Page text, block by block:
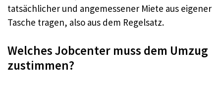
tatsächlicher und angemessener Miete aus eigener
Tasche tragen, also aus dem Regelsatz.
Welches Jobcenter muss dem Umzug
zustimmen?